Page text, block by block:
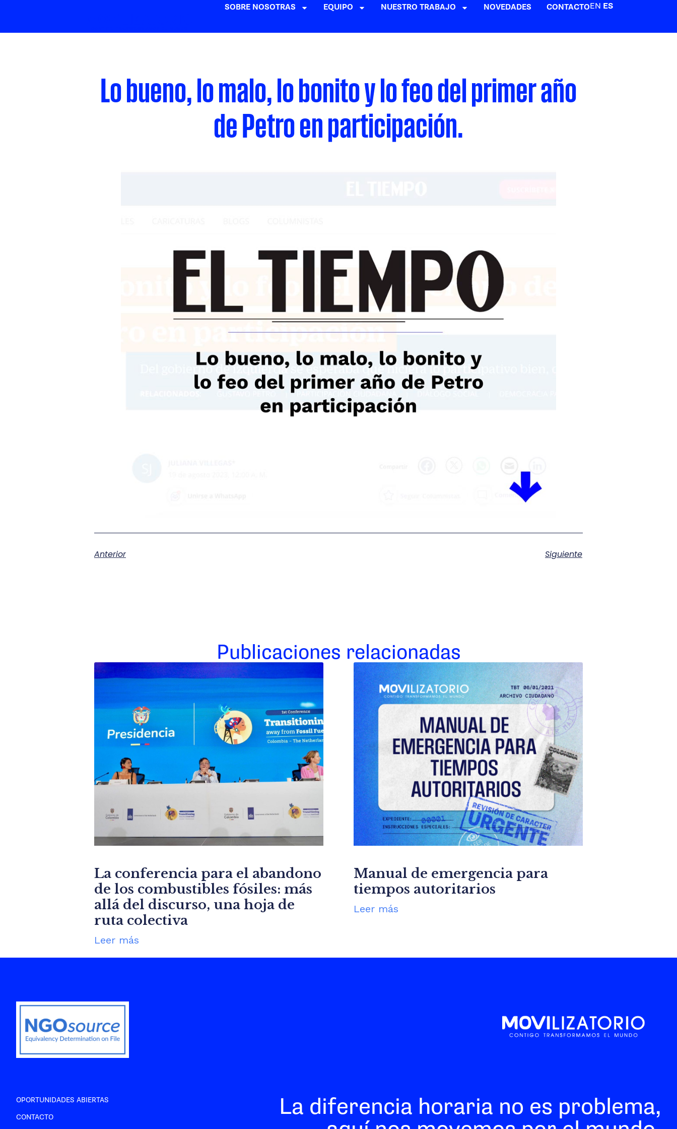
SOBRE NOSOTRAS EQUIPO NUESTRO TRABAJO NOVEDADES CONTACTOEN ES
Lo bueno, lo malo, lo bonito y lo feo del primer año
de Petro en participación.
Anterior Siguiente
Publicaciones relacionadas
La conferencia para el abandono
de los combustibles fósiles: más
allá del discurso, una hoja de
ruta colectiva
Leer más
Manual de emergencia para
tiempos autoritarios
Leer más
OPORTUNIDADES ABIERTAS
CONTACTO
La diferencia horaria no es problema,